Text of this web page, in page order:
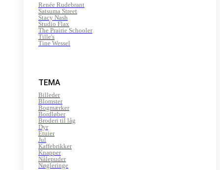
Renée Rudebrant
Satsuma Street
Stacy Nash
Studio Flax
The Prairie Schooler
Tille's
Tine Wessel
TEMA
Billeder
Blomster
Bogmærker
Bordløber
Broderi til låg
Dyr
Etuier
Jul
Kaffebrikker
Knapper
Nålepuder
Nøgleringe